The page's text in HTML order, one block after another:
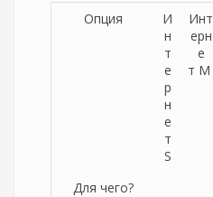
Опция
И
н
т
е
р
н
е
т
S
Инт
ерн
е
т M
Для чего?